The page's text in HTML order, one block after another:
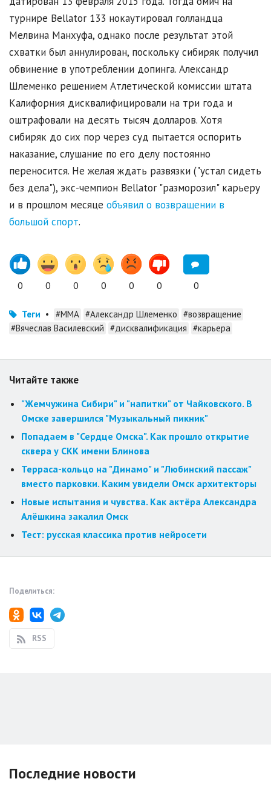
турнире Bellator 133 нокаутировал голландца
Мелвина Манхуфа, однако после результат этой
схватки был аннулирован, поскольку сибиряк получил
обвинение в употреблении допинга. Александр
Шлеменко решением Атлетической комиссии штата
Калифорния дисквалифицировали на три года и
оштрафовали на десять тысяч долларов. Хотя
сибиряк до сих пор через суд пытается оспорить
наказание, слушание по его делу постоянно
переносится. Не желая ждать развязки ("устал сидеть
без дела"), экс-чемпион Bellator "разморозил" карьеру
и в прошлом месяце объявил о возвращении в
большой спорт.
0 0 0 0 0 0 0
Теги • #MMA #Александр Шлеменко #возвращение
#Вячеслав Василевский #дисквалификация #карьера
Читайте также
"Жемчужина Сибири" и "напитки" от Чайковского. В
Омске завершился "Музыкальный пикник"
Попадаем в "Сердце Омска". Как прошло открытие
сквера у СКК имени Блинова
Терраса-кольцо на "Динамо" и "Любинский пассаж"
вместо парковки. Каким увидели Омск архитекторы
Новые испытания и чувства. Как актёра Александра
Алёшкина закалил Омск
Тест: русская классика против нейросети
Поделиться:
RSS
Последние новости